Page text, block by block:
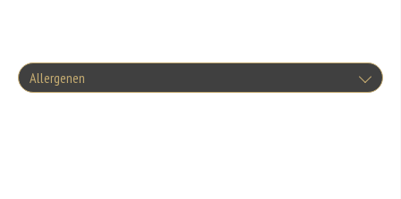
Allergenen